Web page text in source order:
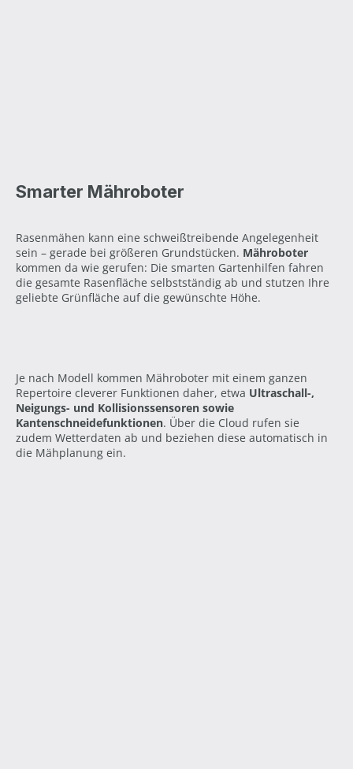
Smarter Mähroboter
Rasenmähen kann eine schweißtreibende Angelegenheit
sein – gerade bei größeren Grundstücken. Mähroboter
kommen da wie gerufen: Die smarten Gartenhilfen fahren
die gesamte Rasenfläche selbstständig ab und stutzen Ihre
geliebte Grünfläche auf die gewünschte Höhe.
Je nach Modell kommen Mähroboter mit einem ganzen
Repertoire cleverer Funktionen daher, etwa Ultraschall-,
Neigungs- und Kollisionssensoren sowie
Kantenschneidefunktionen. Über die Cloud rufen sie
zudem Wetterdaten ab und beziehen diese automatisch in
die Mähplanung ein.